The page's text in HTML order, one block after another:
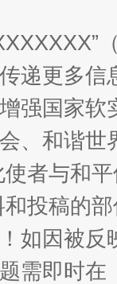
除
递更多
强国家
、和谐
者与和
投稿的
如因被
需即时在